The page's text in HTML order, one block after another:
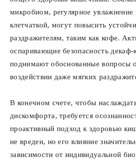
микробиом, регулярное увлажнение
клетчаткой, могут повысить
раздражителям, таким как кофе.
оспаривающие безопасность
поднимают обоснованные вопросы
воздействии даже мягких
В конечном счете, чтобы
дискомфорта, требуется
проактивный подход к здоровью
не вреден, но его влияние
зависимости от индивидуальной